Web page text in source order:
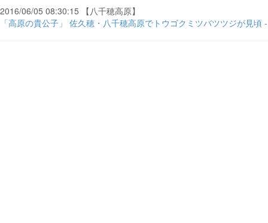
2016/06/05 08:30:15 【八千穂高原】
「高原の貴公子」 佐久穂・八千穂高原でトウゴクミツバツツジが見頃